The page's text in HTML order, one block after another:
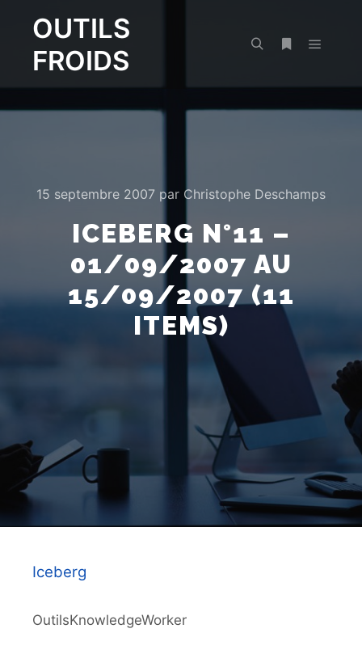
OUTILS
FROIDS
15 septembre 2007 par Christophe Deschamps
ICEBERG N°11 –
01/09/2007 AU
15/09/2007 (11
ITEMS)
Iceberg
OutilsKnowledgeWorker